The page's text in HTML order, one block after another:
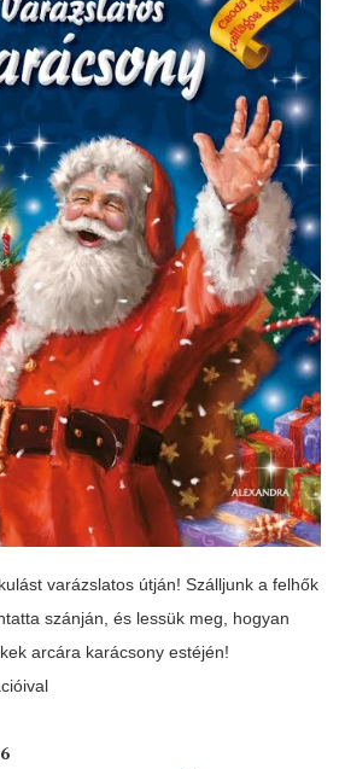
varázslatos útján! Szálljunk a felhők
szánján, és lessük meg, hogyan
arcára karácsony estéjén!